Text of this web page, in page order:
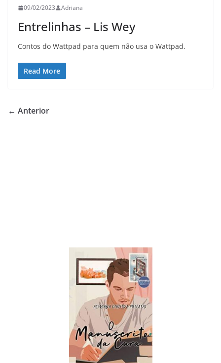
09/02/2023 Adriana
Entrelinhas – Lis Wey
Contos do Wattpad para quem não usa o Wattpad.
Read More
← Anterior
Dupla de inspiração: explorando dois livros de
Adriana